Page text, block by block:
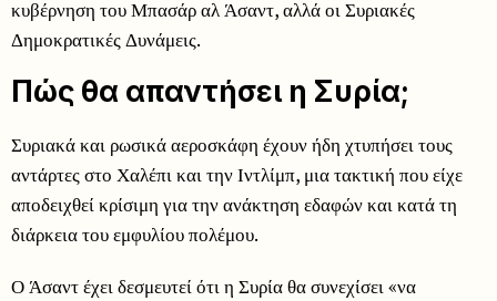
κυβέρνηση του Μπασάρ αλ Άσαντ, αλλά οι Συριακές
Δημοκρατικές Δυνάμεις.
Πώς θα απαντήσει η Συρία;
Συριακά και ρωσικά αεροσκάφη έχουν ήδη χτυπήσει τους
αντάρτες στο Χαλέπι και την Ιντλίμπ, μια τακτική που είχε
αποδειχθεί κρίσιμη για την ανάκτηση εδαφών και κατά τη
διάρκεια του εμφυλίου πολέμου.
Ο Άσαντ έχει δεσμευτεί ότι η Συρία θα συνεχίσει «να